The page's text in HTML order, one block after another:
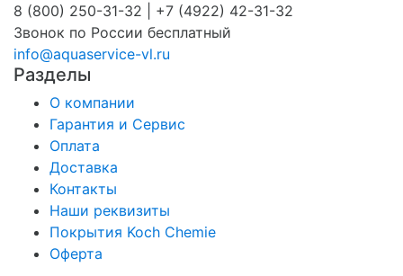
8 (800) 250-31-32 | +7 (4922) 42-31-32
Звонок по России бесплатный
info@aquaservice-vl.ru
Разделы
О компании
Гарантия и Сервис
Оплата
Доставка
Контакты
Наши реквизиты
Покрытия Koch Chemie
Оферта